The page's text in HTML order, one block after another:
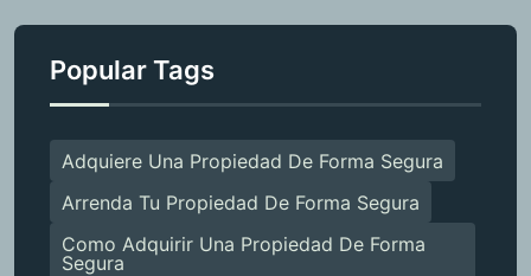
Popular Tags
Adquiere Una Propiedad De Forma Segura
Arrenda Tu Propiedad De Forma Segura
Como Adquirir Una Propiedad De Forma
Segura